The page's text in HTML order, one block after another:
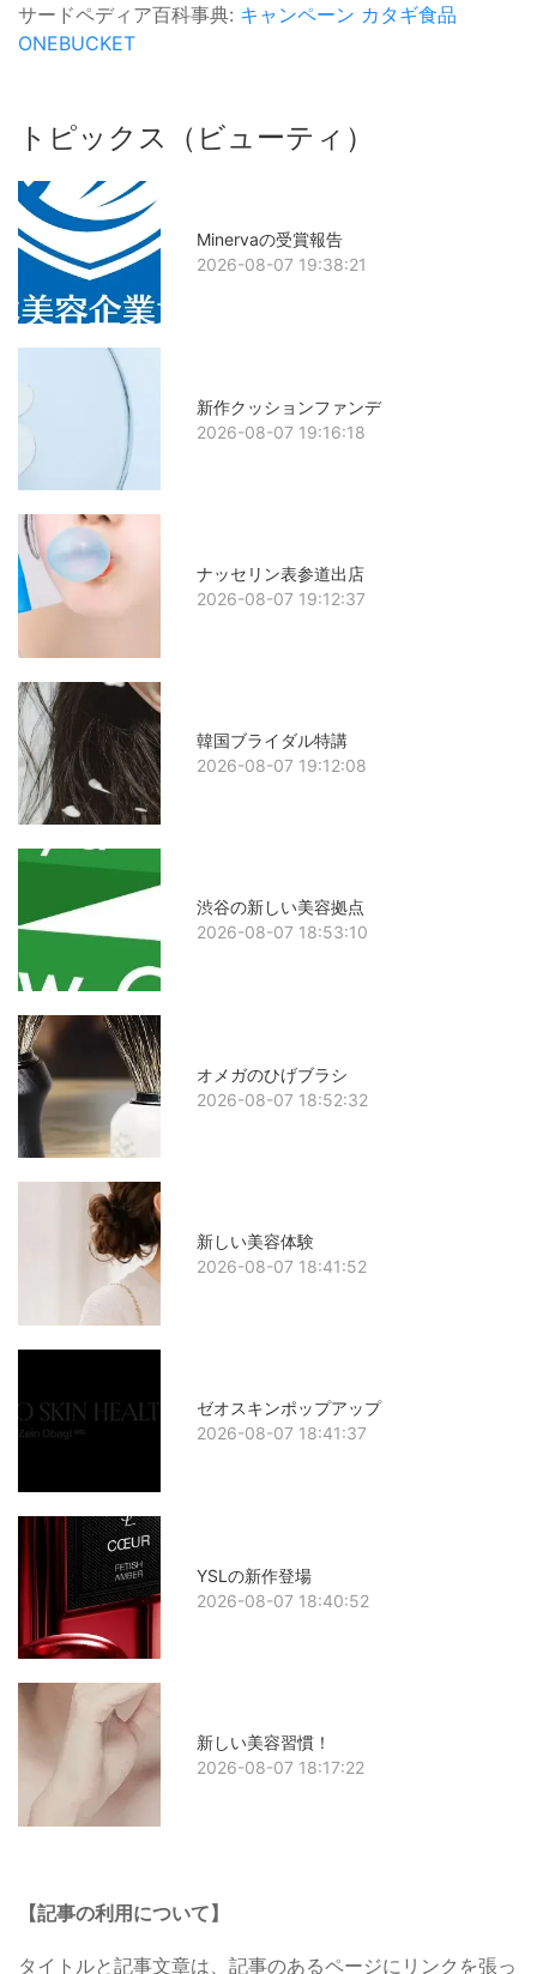
サードペディア百科事典: キャンペーン カタギ食品
ONEBUCKET
トピックス（ビューティ）
Minervaの受賞報告
2026-08-07 19:38:21
新作クッションファンデ
2026-08-07 19:16:18
ナッセリン表参道出店
2026-08-07 19:12:37
韓国ブライダル特講
2026-08-07 19:12:08
渋谷の新しい美容拠点
2026-08-07 18:53:10
オメガのひげブラシ
2026-08-07 18:52:32
新しい美容体験
2026-08-07 18:41:52
ゼオスキンポップアップ
2026-08-07 18:41:37
YSLの新作登場
2026-08-07 18:40:52
新しい美容習慣！
2026-08-07 18:17:22
【記事の利用について】
タイトルと記事文章は、記事のあるページにリンクを張っ